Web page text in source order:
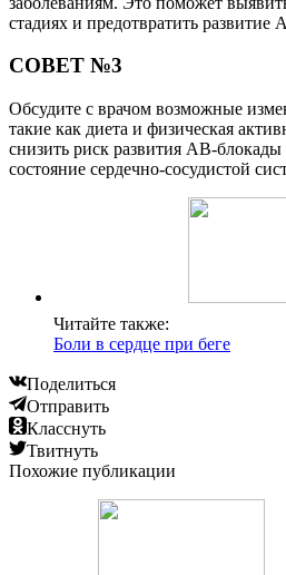
стадиях и предотвратить развитие
СОВЕТ №3
Обсудите с врачом возможные
такие как диета и физическая
снизить риск развития АВ-
состояние сердечно-сосудистой
Читайте также:
Боли в сердце при беге
Поделиться
Отправить
Класснуть
Твитнуть
Похожие публикации